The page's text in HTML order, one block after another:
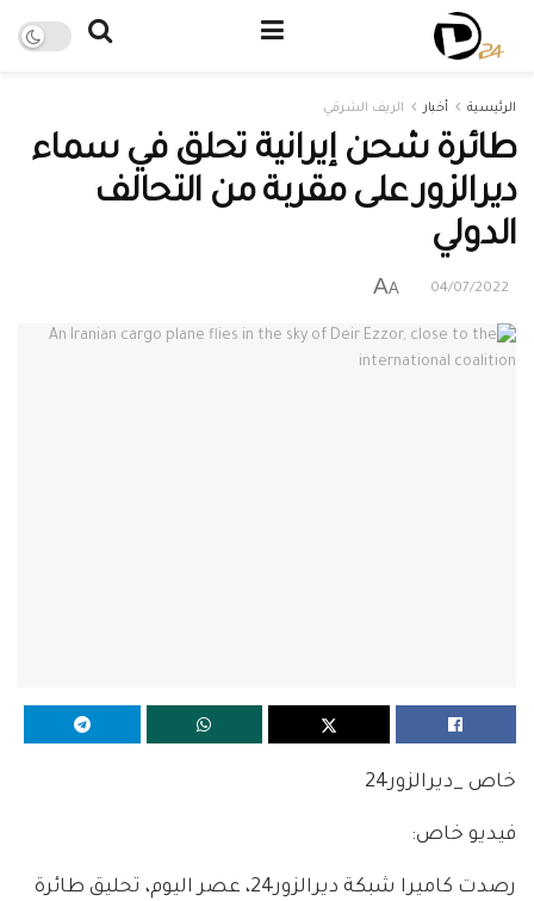
الرئيسية أخبار الريف الشرقي
طائرة شحن إيرانية تحلق في سماء
ديرالزور على مقربة من التحالف
الدولي
04/07/2022
A
A
خاص _ديرالزور24
فيديو خاص:
رصدت كاميرا شبكة ديرالزور24، عصر اليوم، تحليق طائرة